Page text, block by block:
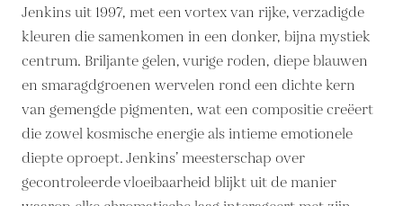
Jenkins uit 1997, met een vortex van rijke, verzadigde
kleuren die samenkomen in een donker, bijna mystiek
centrum. Briljante gelen, vurige roden, diepe blauwen
en smaragdgroenen wervelen rond een dichte kern
van gemengde pigmenten, wat een compositie creëert
die zowel kosmische energie als intieme emotionele
diepte oproept. Jenkins’ meesterschap over
gecontroleerde vloeibaarheid blijkt uit de manier